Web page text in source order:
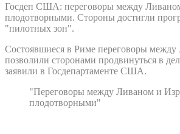
Госдеп США: переговоры между
плодотворными. Стороны достигли
"пилотных зон".
Состоявшиеся в Риме переговоры
позволили сторонами продвинуться в
заявили в Госдепартаменте США.
"Переговоры между Ливаном и
плодотворными"